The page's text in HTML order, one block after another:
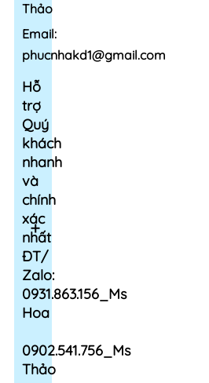
Thảo
Email:
phucnhakd1@gmail.com
Hỗ
trợ
Quý
khách
nhanh
và
chính
xác
nhất
ĐT/
Zalo:
0931.863.156_Ms
Hoa
0902.541.756_Ms
Thảo